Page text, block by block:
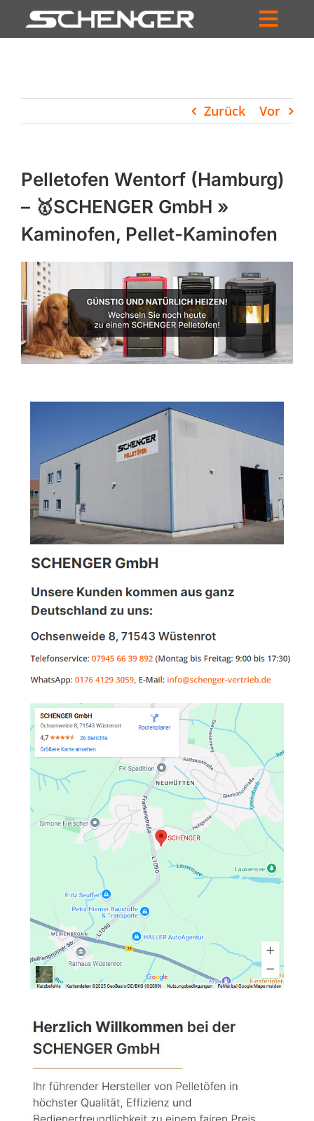
Inhalt
HÄNDLERSUCHE
UNTERNEHMEN
PROFIL
WARENKORB
PRODUCTS
SEARCH
Zurück Vor
Pelletofen Wentorf (Hamburg)
– 🥇SCHENGER GmbH »
Kaminofen, Pellet-Kaminofen